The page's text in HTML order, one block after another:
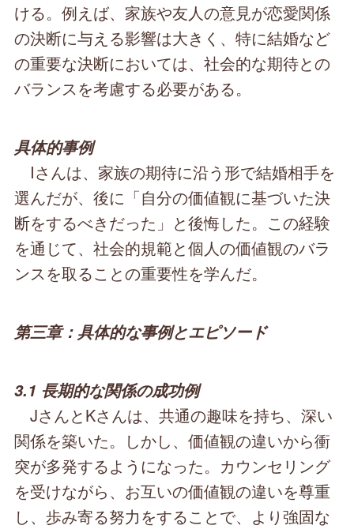
ける。例えば、家族や友人の意見が恋愛関係
の決断に与える影響は大きく、特に結婚など
の重要な決断においては、社会的な期待との
バランスを考慮する必要がある。
具体的事例
Iさんは、家族の期待に沿う形で結婚相手を
選んだが、後に「自分の価値観に基づいた決
断をするべきだった」と後悔した。この経験
を通じて、社会的規範と個人の価値観のバラ
ンスを取ることの重要性を学んだ。
第三章：具体的な事例とエピソード
3.1 長期的な関係の成功例
JさんとKさんは、共通の趣味を持ち、深い
関係を築いた。しかし、価値観の違いから衝
突が多発するようになった。カウンセリング
を受けながら、お互いの価値観の違いを尊重
し、歩み寄る努力をすることで、より強固な